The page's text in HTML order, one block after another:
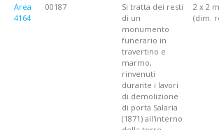
Area
4164
00187
Si tratta dei resti
di un
monumento
funerario in
travertino e
marmo,
rinvenuti
durante i lavori
di demolizione
di porta Salaria
(1871) all'interno
2 x 2
(dim.